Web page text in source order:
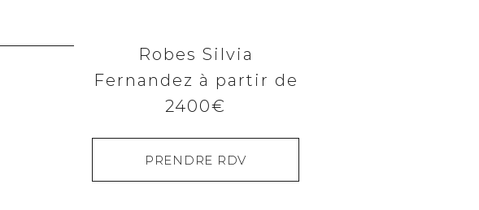
Robes Silvia
Fernandez à partir de
2400€
PRENDRE RDV